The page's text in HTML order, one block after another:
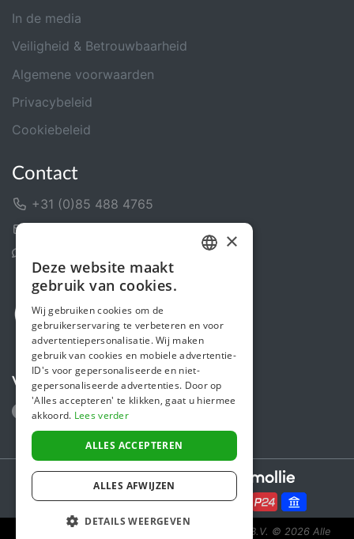
In de media
Veiligheid & Betrouwbaarheid
Algemene voorwaarden
Privacybeleid
Cookiebeleid
Contact
+31 (0)85 488 4765
Volg ons
Secure payments powered by
Steunactie is een initiatief van Sponsor Europe B.V. © 2026 Alle
ENGLISH
×
Deze website maakt
gebruik van cookies.
Wij gebruiken cookies om de
gebruikerservaring te verbeteren en voor
advertentiepersonalisatie. Wij maken
gebruik van cookies en mobiele advertentie-
ID's voor gepersonaliseerde en niet-
gepersonaliseerde advertenties. Door op
'Alles accepteren' te klikken, gaat u hiermee
akkoord. Lees verder
ALLES ACCEPTEREN
ALLES AFWIJZEN
DETAILS WEERGEVEN